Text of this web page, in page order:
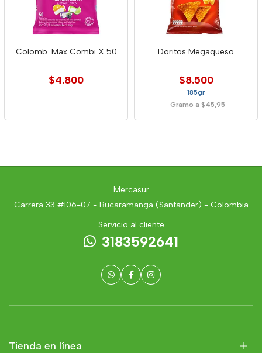
Colomb. Max Combi X 50
$4.800
Doritos Megaqueso
$8.500
185gr
Gramo a $45,95
Mercasur
Carrera 33 #106-07 - Bucaramanga (Santander) - Colombia
Servicio al cliente
3183592641
Tienda en línea